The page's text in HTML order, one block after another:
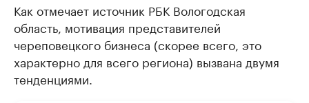
Как отмечает источник РБК Вологодская
область, мотивация представителей
череповецкого бизнеса (скорее всего, это
характерно для всего региона) вызвана двумя
тенденциями.